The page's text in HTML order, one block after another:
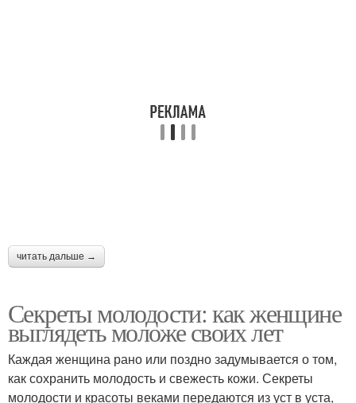
читать дальше →
Секреты молодости: как женщине
выглядеть моложе своих лет
Каждая женщина рано или поздно задумывается о том,
как сохранить молодость и свежесть кожи. Секреты
молодости и красоты веками передаются из уст в уста,